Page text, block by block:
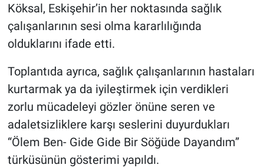
Köksal, Eskişehir’in her noktasında sağlık
çalışanlarının sesi olma kararlılığında
olduklarını ifade etti.
Toplantıda ayrıca, sağlık çalışanlarının hastaları
kurtarmak ya da iyileştirmek için verdikleri
zorlu mücadeleyi gözler önüne seren ve
adaletsizliklere karşı seslerini duyurdukları
“Ölem Ben- Gide Gide Bir Söğüde Dayandım”
türküsünün gösterimi yapıldı.